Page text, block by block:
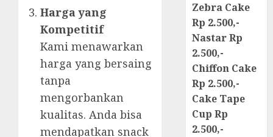
Harga yang
Kompetitif
Kami menawarkan
harga yang bersaing
tanpa
mengorbankan
kualitas. Anda bisa
mendapatkan snack
Zebra Cake
Rp 2.500,-
Nastar Rp
2.500,-
Chiffon Cake
Rp 2.500,-
Cake Tape
Cup Rp
2.500,-